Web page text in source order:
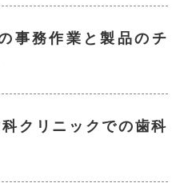
事務作業と製品のチ
クリニックでの歯科